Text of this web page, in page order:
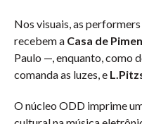
Nos visuais, as performers
recebem a Casa de
Paulo —, enquanto, como
comanda as luzes, e
O núcleo ODD imprime